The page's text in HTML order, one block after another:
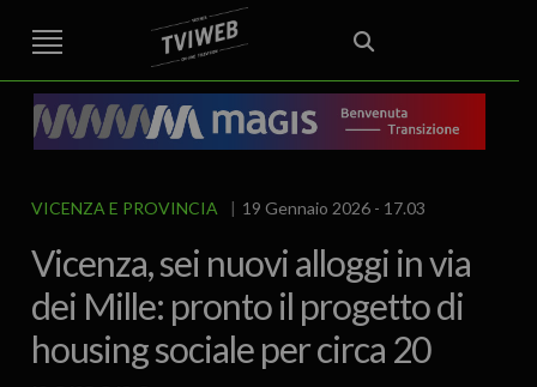
STREET TG CRONACA VENETO
VICENZA E PROVINCIA
AREA BERICA
ECONOMIA ATTUALITA’ POLITICA
EDITORIALE ITALIA E MONDO CURIOSITÀ – LIFESTYLE
CULTURA ARTE
SPORT
IL GRAFFIO FOOD & DRINK
VICENZA E PROVINCIA 19 Gennaio 2026 - 17.03
Vicenza, sei nuovi alloggi in via
dei Mille: pronto il progetto di
housing sociale per circa 20